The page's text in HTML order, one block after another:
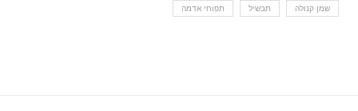
שמן קנולה תבשיל תפוחי אדמה